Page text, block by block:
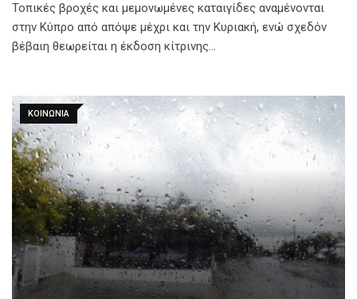
Τοπικές βροχές και μεμονωμένες καταιγίδες αναμένονται
στην Κύπρο από απόψε μέχρι και την Κυριακή, ενώ σχεδόν
βέβαιη θεωρείται η έκδοση κίτρινης…
ΚΟΙΝΩΝΙΑ